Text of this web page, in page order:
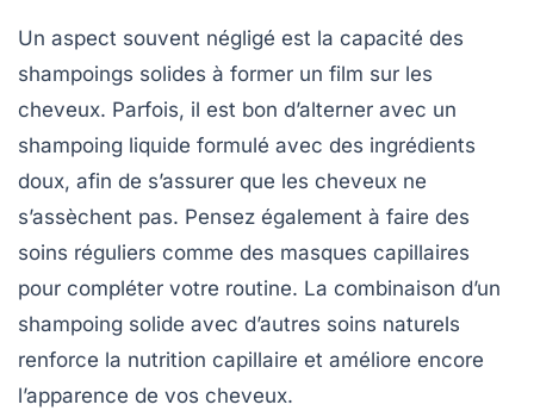
Un aspect souvent négligé est la capacité des
shampoings solides à former un film sur les
cheveux. Parfois, il est bon d’alterner avec un
shampoing liquide formulé avec des ingrédients
doux, afin de s’assurer que les cheveux ne
s’assèchent pas. Pensez également à faire des
soins réguliers comme des masques capillaires
pour compléter votre routine. La combinaison d’un
shampoing solide avec d’autres soins naturels
renforce la nutrition capillaire et améliore encore
l’apparence de vos cheveux.